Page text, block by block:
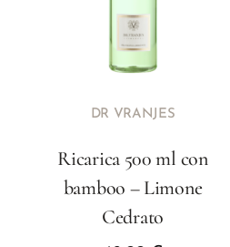
DR VRANJES
Ricarica 500 ml con
bamboo – Limone
Cedrato